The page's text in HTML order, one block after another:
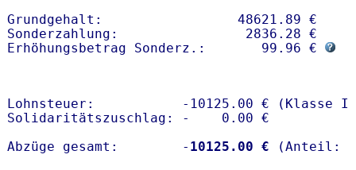
Grundgehalt:                 48621.89 €
Sonderzahlung:                2836.28 €
Erhöhungsbetrag Sonderz.:       99.96 €
Lohnsteuer:           -10125.00 € (Klasse I)
Solidaritätszuschlag: -    0.00 €
Abzüge gesamt:        - 10125.00 €